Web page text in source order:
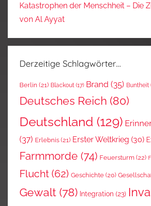
Katastrophen der Menschheit – Die
von Al Ayyat
Derzeitige Schlagwörter…
Berlin (21) Blackout (17) Brand (35) Buntheit
Deutsches Reich (80)
Deutschland (129)
(37) Erlebnis (21) Erster Weltkrieg (30)
Farmmorde (74) Feuersturm (22)
Flucht (62) Geschichte (20)
Gewalt (78) Integration (23)